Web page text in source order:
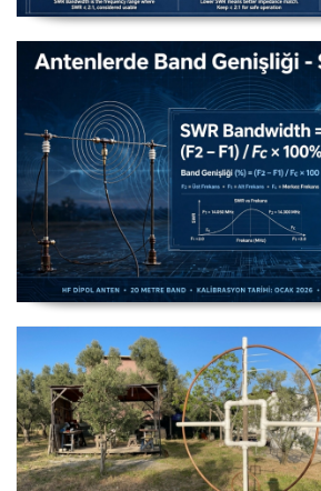
Uzuntel’den Yagi’ye [Longwire’den
Antenlerde Band Genişliği SWR